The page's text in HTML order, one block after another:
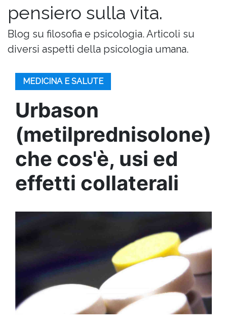
pensiero sulla vita.
Blog su filosofia e psicologia. Articoli su
diversi aspetti della psicologia umana.
MEDICINA E SALUTE
Urbason
(metilprednisolone)
che cos'è, usi ed
effetti collaterali